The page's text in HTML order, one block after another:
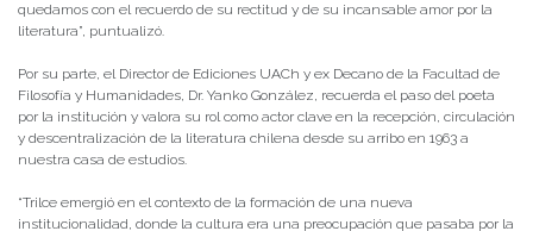
quedamos con el recuerdo de su rectitud y de su incansable amor por la
literatura”, puntualizó.
Por su parte, el Director de Ediciones UACh y ex Decano de la Facultad de
Filosofía y Humanidades, Dr. Yanko González, recuerda el paso del poeta
por la institución y valora su rol como actor clave en la recepción, circulación
y descentralización de la literatura chilena desde su arribo en 1963 a
nuestra casa de estudios.
“Trilce emergió en el contexto de la formación de una nueva
institucionalidad, donde la cultura era una preocupación que pasaba por la